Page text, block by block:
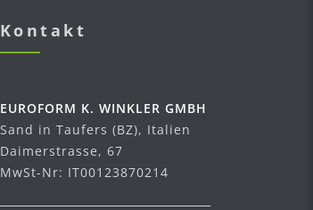
Kontakt
EUROFORM K. WINKLER GMBH
Sand in Taufers (BZ), Italien
Daimerstrasse, 67
MwSt-Nr: IT00123870214